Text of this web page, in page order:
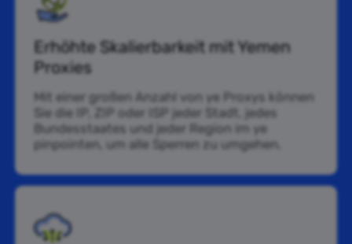
Erhöhte Skalierbarkeit mit Yemen
Proxies
Mit einer großen Anzahl von ye Proxys können
Sie die IP, ZIP oder ISP jeder Stadt, jedes
Bundesstaates und jeder Region im ye
pinpointen, um alle Sperren zu umgehen.